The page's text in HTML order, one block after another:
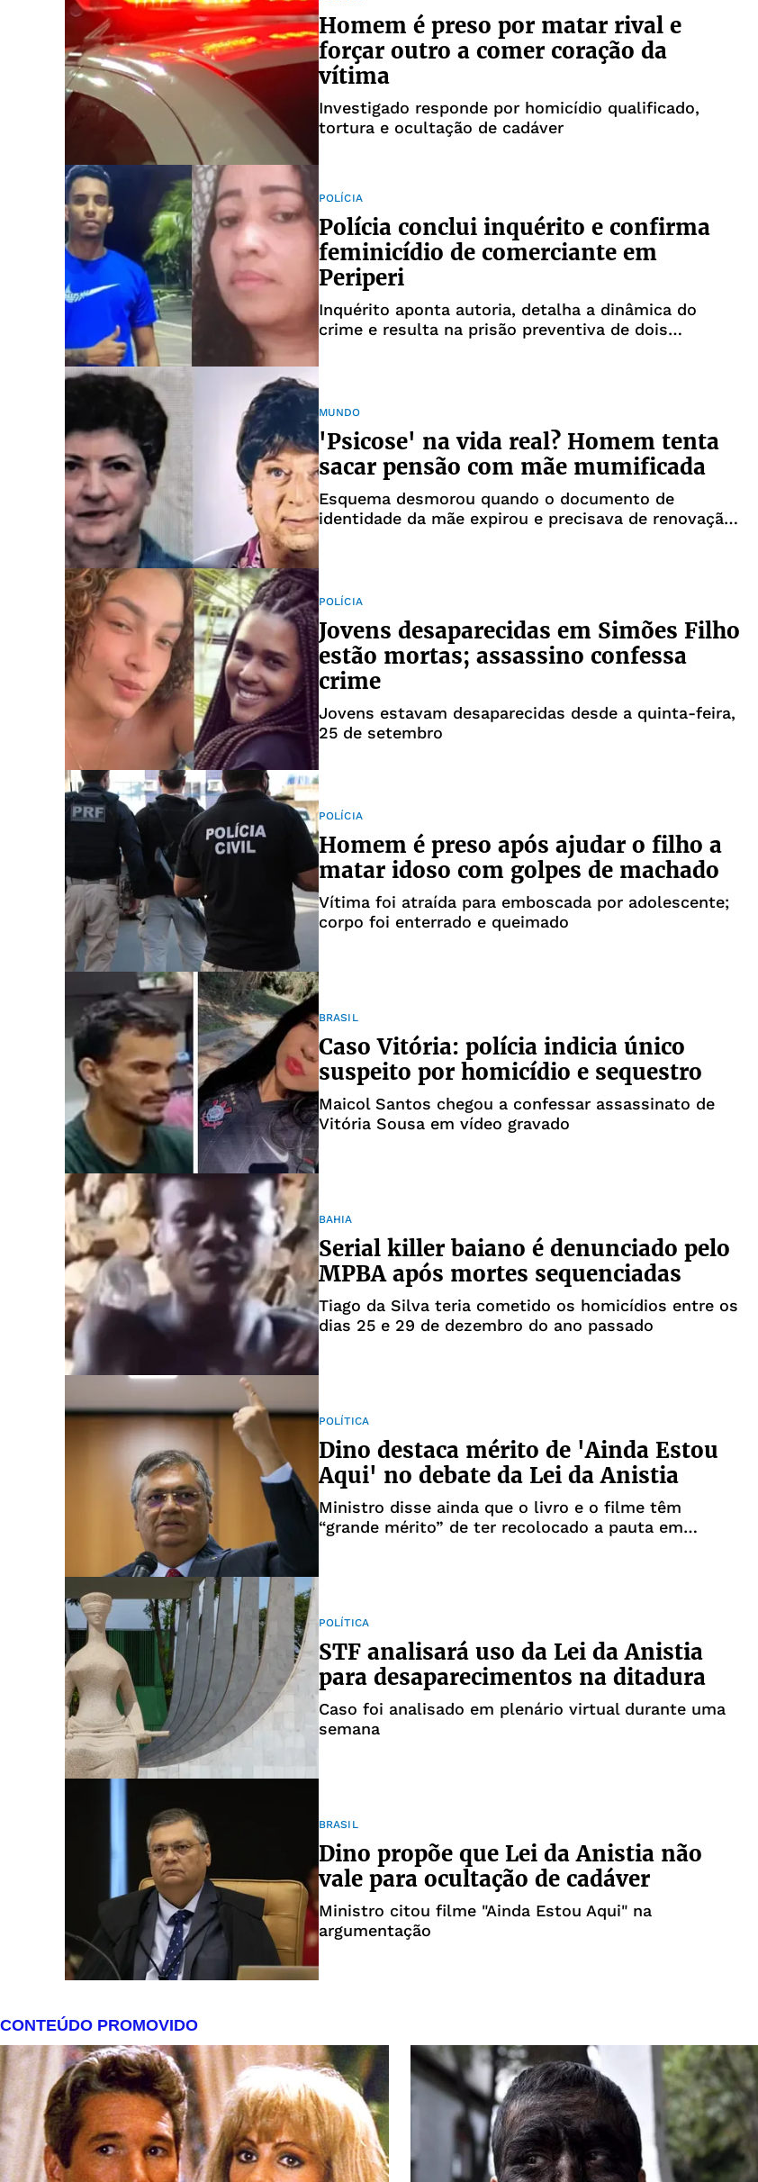
Homem é preso por matar rival e
forçar outro a comer coração da
vítima
Investigado responde por homicídio qualificado,
tortura e ocultação de cadáver
POLÍCIA
Polícia conclui inquérito e confirma
feminicídio de comerciante em
Periperi
Inquérito aponta autoria, detalha a dinâmica do
crime e resulta na prisão preventiva de dois
MUNDO
'Psicose' na vida real? Homem tenta
sacar pensão com mãe mumificada
Esquema desmorou quando o documento de
identidade da mãe expirou e precisava de renovação
POLÍCIA
Jovens desaparecidas em Simões Filho
estão mortas; assassino confessa
crime
Jovens estavam desaparecidas desde a quinta-feira,
25 de setembro
POLÍCIA
Homem é preso após ajudar o filho a
matar idoso com golpes de machado
Vítima foi atraída para emboscada por adolescente;
corpo foi enterrado e queimado
BRASIL
Caso Vitória: polícia indicia único
suspeito por homicídio e sequestro
Maicol Santos chegou a confessar assassinato de
Vitória Sousa em vídeo gravado
BAHIA
Serial killer baiano é denunciado pelo
MPBA após mortes sequenciadas
Tiago da Silva teria cometido os homicídios entre os
dias 25 e 29 de dezembro do ano passado
POLÍTICA
Dino destaca mérito de 'Ainda Estou
Aqui' no debate da Lei da Anistia
Ministro disse ainda que o livro e o filme têm
“grande mérito” de ter recolocado a pauta em
POLÍTICA
STF analisará uso da Lei da Anistia
para desaparecimentos na ditadura
Caso foi analisado em plenário virtual durante uma
semana
BRASIL
Dino propõe que Lei da Anistia não
vale para ocultação de cadáver
Ministro citou filme "Ainda Estou Aqui" na
argumentação